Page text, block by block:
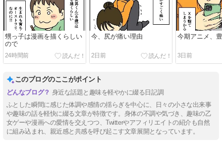
甥っ子は漫画を描くらしい
ので
24時間前
今、尻が痛い理由
2日前
今期アニメ、
3日前
このブログのここがポイント
身近な話題と趣味を軽やかに綴る日記調
ふとした瞬間に感じた体調や感情の揺らぎを中心に、日々の小さな出来事
や趣味の話を軽快に綴る文章が特徴です。身体の不調や気づき、趣味の乙
女ゲーや漫画への愛情を交えつつ、Twitterやアフィリエイトの紹介も自然
に組み込まれ、親近感と共感を呼び起こす文章展開となっています。